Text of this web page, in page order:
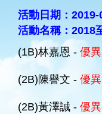
活動日期：2019-
活動名稱：2018
(1B)林嘉恩 - 優
(2B)陳譽文 - 優
(2B)黃澤誠 - 優